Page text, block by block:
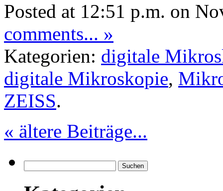
Posted at 12:51 p.m. on
comments... »
Kategorien: digitale
digitale Mikroskopie,
ZEISS.
« ältere Beiträge...
nach: